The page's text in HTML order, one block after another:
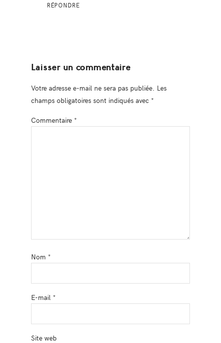
RÉPONDRE
Laisser un commentaire
Votre adresse e-mail ne sera pas publiée. Les
champs obligatoires sont indiqués avec *
Commentaire *
Nom *
E-mail *
Site web